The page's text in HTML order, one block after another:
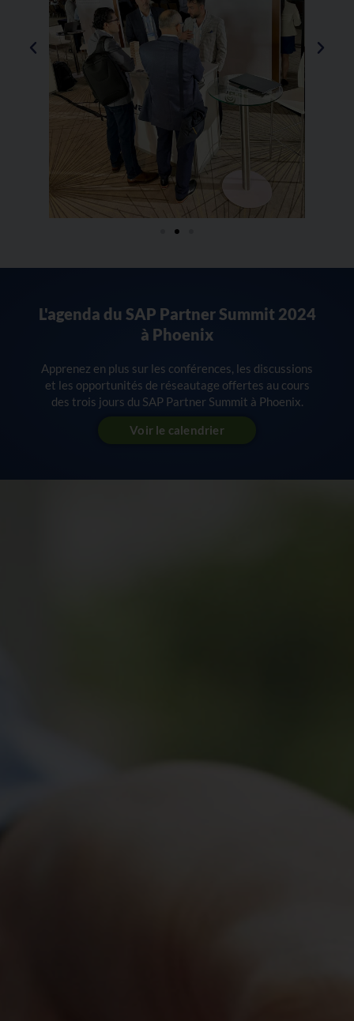
L'agenda du SAP Partner Summit 2024
à Phoenix
Apprenez en plus sur les conférences, les discussions
et les opportunités de réseautage offertes au cours
des trois jours du SAP Partner Summit à Phoenix.
Voir le calendrier